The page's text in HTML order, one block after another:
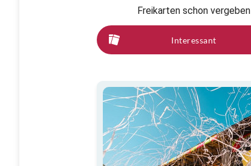
Freikarten schon vergeben
Interessant